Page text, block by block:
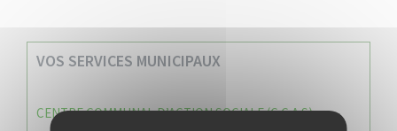
VOS SERVICES MUNICIPAUX
CENTRE COMMUNAL D’ACTION SOCIALE (C.C.A.S)